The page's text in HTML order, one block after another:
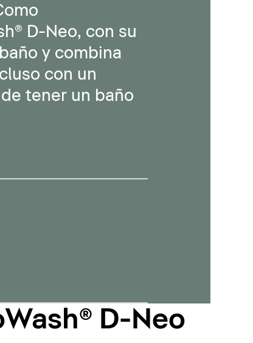
D-Neo, con su
y combina
con un
tener un baño
D-Neo